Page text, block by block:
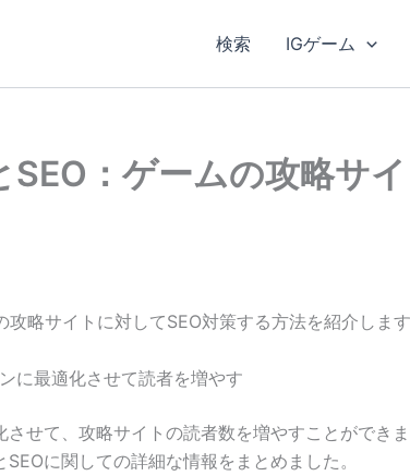
検索 IGゲーム
：ゲームの攻略サ
略サイトに対してSEO対策する方法を紹介します
に最適化させて読者を増やす
せて、攻略サイトの読者数を増やすことができ
に関しての詳細な情報をまとめました。